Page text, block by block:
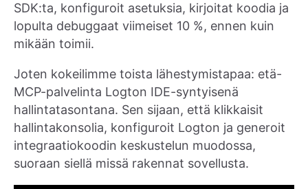
SDK:ta, konfiguroit asetuksia, kirjoitat koodia ja
lopulta debuggaat viimeiset 10 %, ennen kuin
mikään toimii.
Joten kokeilimme toista lähestymistapaa: etä-
MCP-palvelinta Logton IDE-syntyisenä
hallintatasontana. Sen sijaan, että klikkaisit
hallintakonsolia, konfiguroit Logton ja generoit
integraatiokoodin keskustelun muodossa,
suoraan siellä missä rakennat sovellusta.